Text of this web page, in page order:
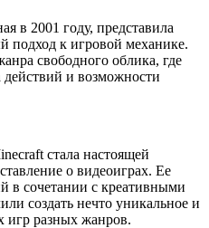
в 2001 году, представила
к игровой механике.
свободного облика, где
действий и возможности
стала настоящей
о видеоиграх. Ее
в сочетании с креативными
создать нечто уникальное и
игр разных жанров.